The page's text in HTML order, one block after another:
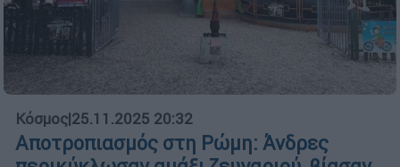
Κόσμος|25.11.2025 20:32
Αποτροπιασμός στη Ρώμη: Άνδρες